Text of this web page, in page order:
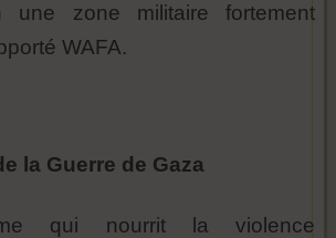
une zone militaire fortement
WAFA.
la Guerre de Gaza
qui nourrit la violence